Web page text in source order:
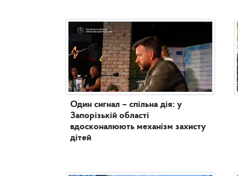
Один сигнал – спільна дія: у
Запорізькій області
вдосконалюють механізм захисту
дітей